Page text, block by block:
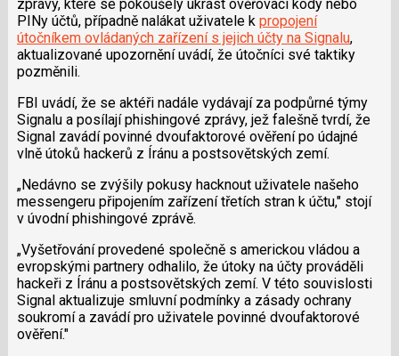
zprávy, které se pokoušely ukrást ověřovací kódy nebo
PINy účtů, případně nalákat uživatele k propojení
útočníkem ovládaných zařízení s jejich účty na Signalu,
aktualizované upozornění uvádí, že útočníci své taktiky
pozměnili.
FBI uvádí, že se aktéři nadále vydávají za podpůrné týmy
Signalu a posílají phishingové zprávy, jež falešně tvrdí, že
Signal zavádí povinné dvoufaktorové ověření po údajné
vlně útoků hackerů z Íránu a postsovětských zemí.
„Nedávno se zvýšily pokusy hacknout uživatele našeho
messengeru připojením zařízení třetích stran k účtu," stojí
v úvodní phishingové zprávě.
„Vyšetřování provedené společně s americkou vládou a
evropskými partnery odhalilo, že útoky na účty prováděli
hackeři z Íránu a postsovětských zemí. V této souvislosti
Signal aktualizuje smluvní podmínky a zásady ochrany
soukromí a zavádí pro uživatele povinné dvoufaktorové
ověření."